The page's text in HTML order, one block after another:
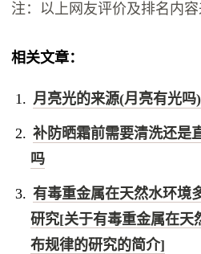
注：以上网友评价及排名内
相关文章：
月亮光的来源(月亮有光吗)
补防晒霜前需要清洗还是
吗
有毒重金属在天然水环境
研究[关于有毒重金属在天
布规律的研究的简介]